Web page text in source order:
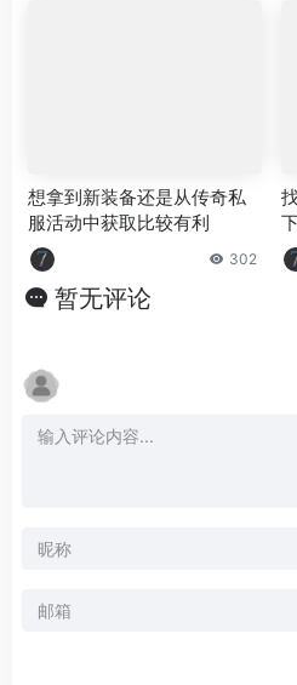
想拿到新装备还是从传奇私
服活动中获取比较有利
302
暂无评论